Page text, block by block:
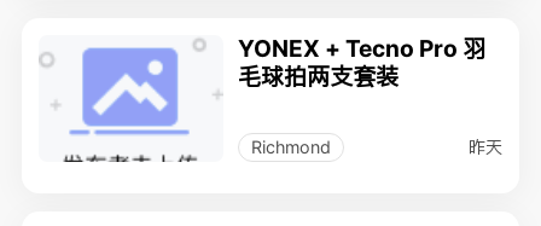
YONEX + Tecno Pro 羽
毛球拍两支套装
Richmond 昨天